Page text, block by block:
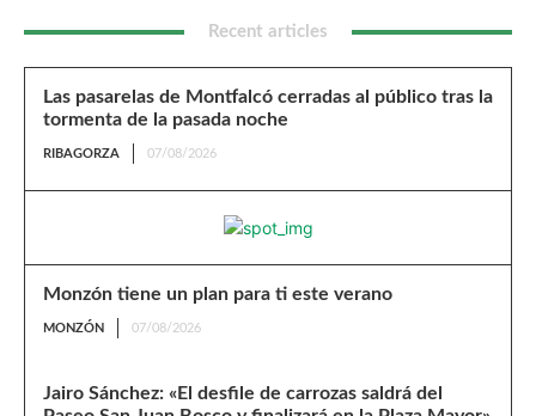
Recent articles
Las pasarelas de Montfalcó cerradas al público tras la
tormenta de la pasada noche
RIBAGORZA 07/08/2026
Monzón tiene un plan para ti este verano
MONZÓN 07/08/2026
Jairo Sánchez: «El desfile de carrozas saldrá del